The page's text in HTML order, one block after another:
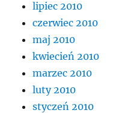
lipiec 2010
czerwiec 2010
maj 2010
kwiecień 2010
marzec 2010
luty 2010
styczeń 2010